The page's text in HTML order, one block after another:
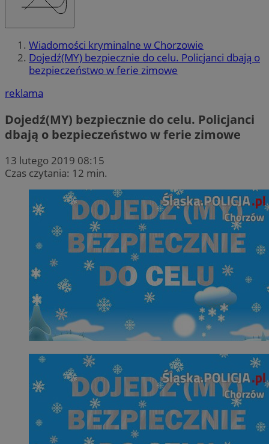
Wiadomości kryminalne w Chorzowie
Dojedź(MY) bezpiecznie do celu. Policjanci dbają o
bezpieczeństwo w ferie zimowe
reklama
Dojedź(MY) bezpiecznie do celu. Policjanci
dbają o bezpieczeństwo w ferie zimowe
13 lutego 2019 08:15
Czas czytania: 12 min.